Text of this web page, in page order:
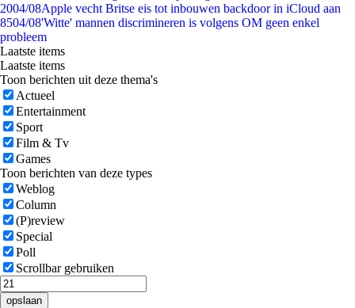
2004/08Apple vecht Britse eis tot inbouwen backdoor in iCloud aan
8504/08'Witte' mannen discrimineren is volgens OM geen enkel
probleem
Laatste items
Laatste items
Toon berichten uit deze thema's
Actueel
Entertainment
Sport
Film & Tv
Games
Toon berichten van deze types
Weblog
Column
(P)review
Special
Poll
Scrollbar gebruiken
opslaan